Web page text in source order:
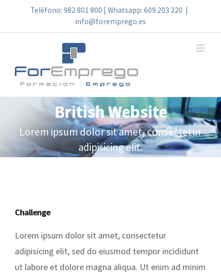
Teléfono: 982 801 800 | Whatsapp: 609 203 220
info@foremprego.es
British Website
Lorem ipsum dolor sit amet, consectetur
adipisicing elit.
Challenge
Lorem ipsum dolor sit amet, consectetur
adipisicing elit, sed do eiusmod tempor incididunt
ut labore et dolore magna aliqua. Ut enim ad minim